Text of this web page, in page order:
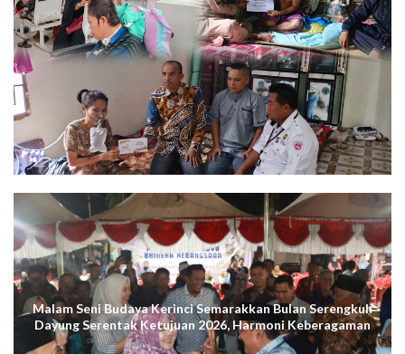
Malam Seni Budaya Kerinci Semarakkan Bulan Serengkuh
Dayung Serentak Ketujuan 2026, Harmoni Keberagaman
Terus Menggema di Kuala Tungkal